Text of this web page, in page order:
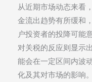
从近期市场动态来看
金流出趋势有所缓和
户投资者的投降可能
对关税的反应则显示
能会在一定区间内波
化及其对市场的影响。